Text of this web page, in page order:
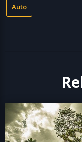
Auto